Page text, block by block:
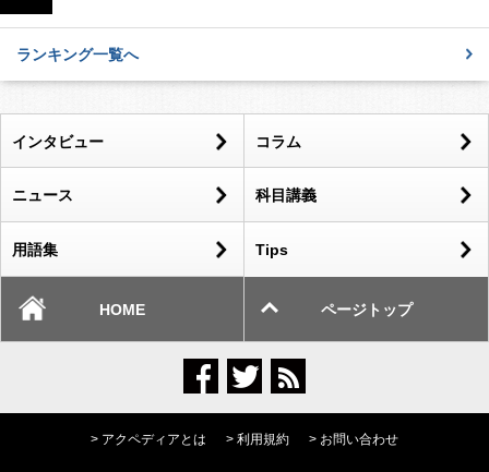
ランキング一覧へ
インタビュー コラム
ニュース 科目講義
用語集 Tips
HOME ページトップ
> アクペディアとは > 利用規約 > お問い合わせ